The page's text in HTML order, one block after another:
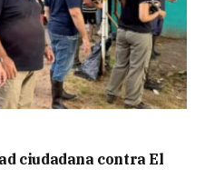
ciudadana contra El